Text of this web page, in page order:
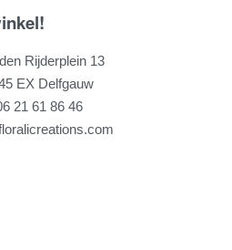
Rijderplein 13
EX Delfgauw
21 61 86 46